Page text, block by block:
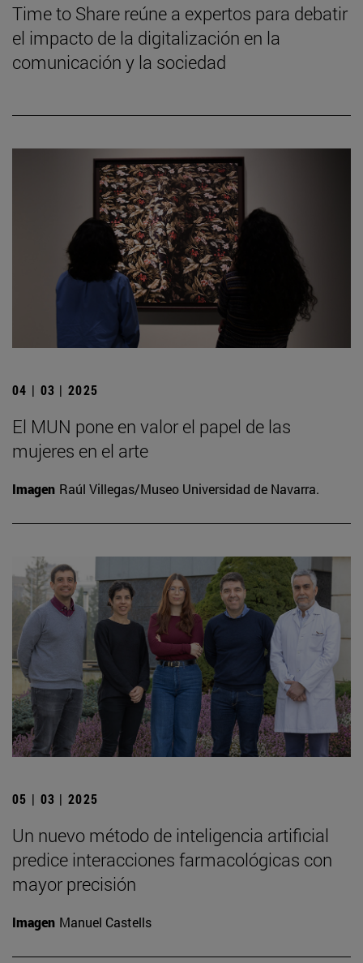
Time to Share reúne a expertos para debatir
el impacto de la digitalización en la
comunicación y la sociedad
04 | 03 | 2025
El MUN pone en valor el papel de las
mujeres en el arte
Imagen Raúl Villegas/Museo Universidad de Navarra.
05 | 03 | 2025
Un nuevo método de inteligencia artificial
predice interacciones farmacológicas con
mayor precisión
Imagen Manuel Castells